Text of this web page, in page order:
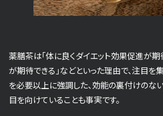
薬膳茶は「体に良くダイエット効果促進が期
が期待できる」などといった理由で、注目を
を必要以上に強調した、効能の裏付けのな
目を向けていることも事実です。